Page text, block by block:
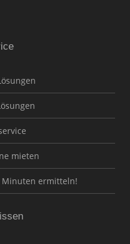
mieten
Minuten ermitteln!